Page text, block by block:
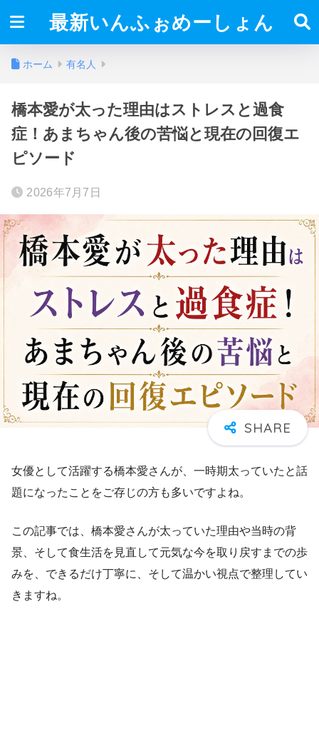
最新いんふぉめーしょん
ホーム 有名人
橋本愛が太った理由はストレスと過食
症！あまちゃん後の苦悩と現在の回復エ
ピソード
2026年7月7日
女優として活躍する橋本愛さんが、一時期太っていたと話
題になったことをご存じの方も多いですよね。
この記事では、橋本愛さんが太っていた理由や当時の背
景、そして食生活を見直して元気な今を取り戻すまでの歩
みを、できるだけ丁寧に、そして温かい視点で整理してい
きますね。